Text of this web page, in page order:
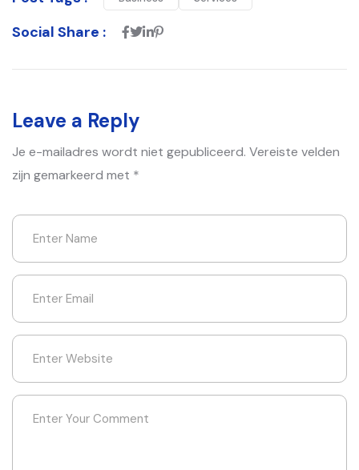
Social Share :
Leave a Reply
Je e-mailadres wordt niet gepubliceerd. Vereiste velden
zijn gemarkeerd met *